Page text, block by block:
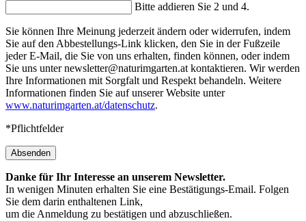
Bitte addieren Sie 2 und 4.
Sie können Ihre Meinung jederzeit ändern oder widerrufen, indem
Sie auf den Abbestellungs-Link klicken, den Sie in der Fußzeile
jeder E-Mail, die Sie von uns erhalten, finden können, oder indem
Sie uns unter newsletter@naturimgarten.at kontaktieren. Wir werden
Ihre Informationen mit Sorgfalt und Respekt behandeln. Weitere
Informationen finden Sie auf unserer Website unter
www.naturimgarten.at/datenschutz.
*Pflichtfelder
Absenden
Danke für Ihr Interesse an unserem Newsletter.
In wenigen Minuten erhalten Sie eine Bestätigungs-Email. Folgen
Sie dem darin enthaltenen Link,
um die Anmeldung zu bestätigen und abzuschließen.